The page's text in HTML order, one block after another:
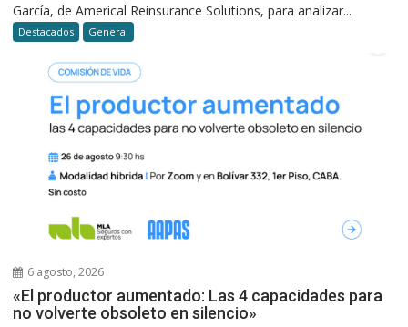
García, de Americal Reinsurance Solutions, para analizar...
Destacados General
6 agosto, 2026
«El productor aumentado: Las 4 capacidades para
no volverte obsoleto en silencio»